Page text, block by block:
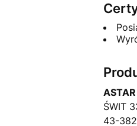
ASTAR
ŚWIT
43-382